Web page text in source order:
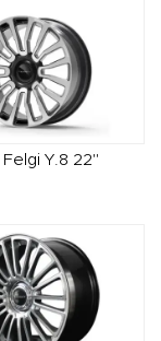
Felgi Y.8 22"